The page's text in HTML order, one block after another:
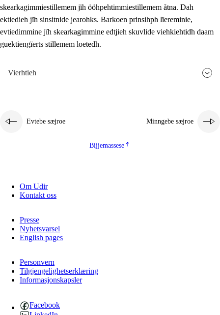
skearkagimmiestillemem jïh ööhpehtimmiestillemem åtna. Dah
ektiedieh jïh sinsitnide jearohks. Barkoen prinsihph lïereminie,
evtiedimmine jïh skearkagimmine edtjieh skuvlide viehkiehtidh daam
guektiengïerts stillemem loetedh.
Vierhtieh
Evtebe sæjroe Minngebe sæjroe
Bijjemassese
Om Udir
Kontakt oss
Presse
Nyhetsvarsel
English pages
Personvern
Tilgjengelighetserklæring
Informasjonskapsler
Facebook